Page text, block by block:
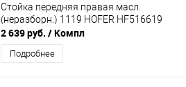
Стойка передняя правая масл.
(неразборн.) 1119 HOFER HF516619
2 639 руб. / Компл
Подробнее